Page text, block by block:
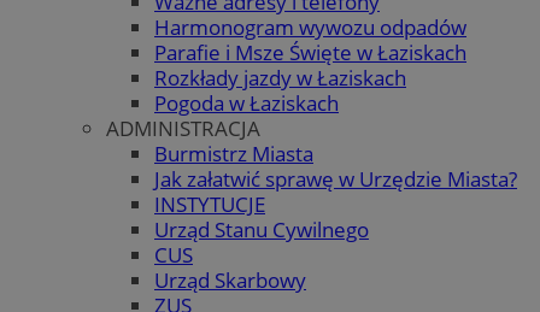
Harmonogram wywozu odpadów
Parafie i Msze Święte w Łaziskach
Rozkłady jazdy w Łaziskach
Pogoda w Łaziskach
ADMINISTRACJA
Burmistrz Miasta
Jak załatwić sprawę w Urzędzie Miasta?
INSTYTUCJE
Urząd Stanu Cywilnego
CUS
Urząd Skarbowy
ZUS